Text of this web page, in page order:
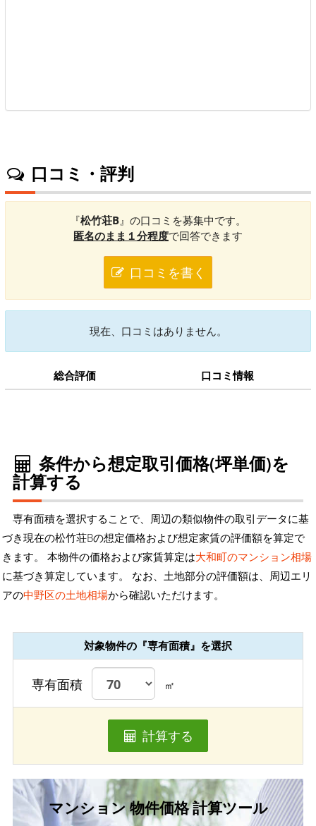
口コミ・評判
『松竹荘B』の口コミを募集中です。
匿名のまま１分程度で回答できます
口コミを書く
現在、口コミはありません。
総合評価 口コミ情報
条件から想定取引価格(坪単価)を
計算する
専有面積を選択することで、周辺の類似物件の取引データに基
づき現在の松竹荘Bの想定価格および想定家賃の評価額を算定で
きます。 本物件の価格および家賃算定は大和町のマンション相場
に基づき算定しています。 なお、土地部分の評価額は、周辺エリ
アの中野区の土地相場から確認いただけます。
対象物件の『専有面積』を選択
専有面積 ㎡
計算する
マンション 物件価格 計算ツール